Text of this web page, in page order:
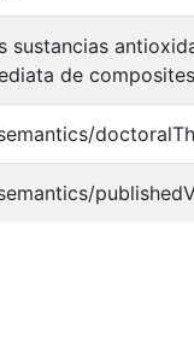
sustancias
de